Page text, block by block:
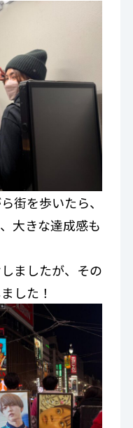
街を歩いたら、
大きな達成感も
ましたが、その
した！